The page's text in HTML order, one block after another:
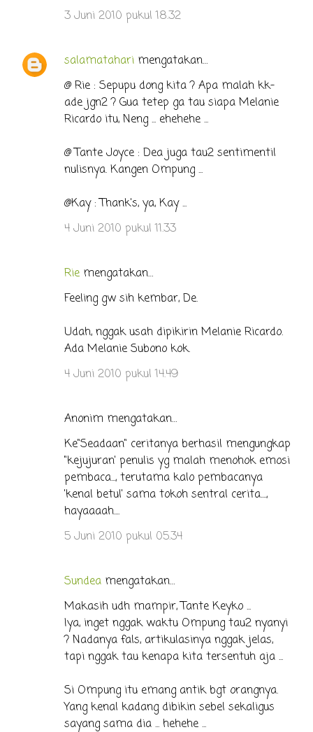
3 Juni 2010 pukul 18.32
salamatahari mengatakan…
@ Rie : Sepupu dong kita ? Apa malah kk-
ade jgn2 ? Gua tetep ga tau siapa Melanie
Ricardo itu, Neng ... ehehehe ...
@ Tante Joyce : Dea juga tau2 sentimentil
nulisnya. Kangen Ompung ...
@Kay : Thank's, ya, Kay ...
4 Juni 2010 pukul 11.33
Rie mengatakan…
Feeling gw sih kembar, De.
Udah, nggak usah dipikirin Melanie Ricardo.
Ada Melanie Subono kok.
4 Juni 2010 pukul 14.49
Anonim mengatakan…
Ke"Seadaan" ceritanya berhasil mengungkap
"kejujuran' penulis yg malah menohok emosi
pembaca..., terutama kalo pembacanya
'kenal betul' sama tokoh sentral cerita....,
hayaaaah....
5 Juni 2010 pukul 05.34
Sundea mengatakan…
Makasih udh mampir, Tante Keyko ...
Iya, inget nggak waktu Ompung tau2 nyanyi
? Nadanya fals, artikulasinya nggak jelas,
tapi nggak tau kenapa kita tersentuh aja ...
Si Ompung itu emang antik bgt orangnya.
Yang kenal kadang dibikin sebel sekaligus
sayang sama dia ... hehehe ...